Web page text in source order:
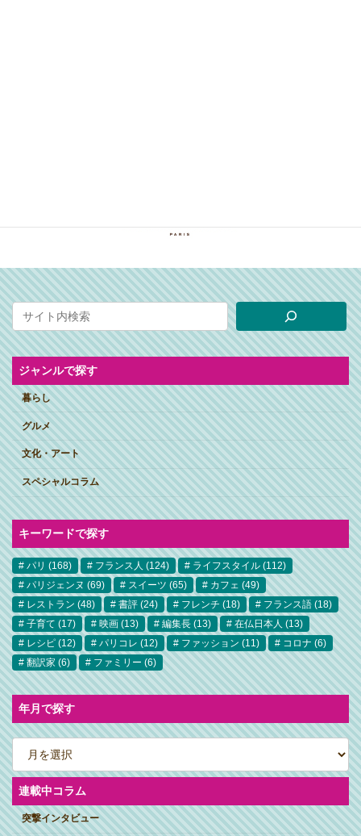
ジャンルで探す
暮らし
グルメ
文化・アート
スペシャルコラム
キーワードで探す
パリ (168) フランス人 (124) ライフスタイル (112)
パリジェンヌ (69) スイーツ (65) カフェ (49)
レストラン (48) 書評 (24) フレンチ (18) フランス語 (18)
子育て (17) 映画 (13) 編集長 (13) 在仏日本人 (13)
レシピ (12) パリコレ (12) ファッション (11) コロナ (6)
翻訳家 (6) ファミリー (6)
年月で探す
ア
ー
カ
イ
ブ連載中コラム
突撃インタビュー